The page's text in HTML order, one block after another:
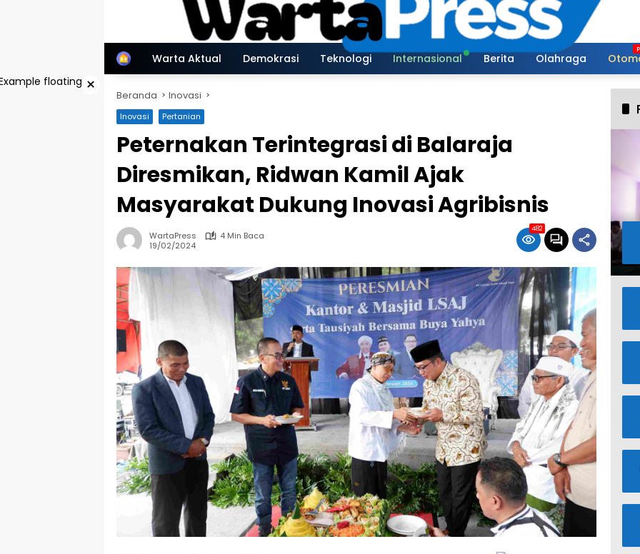
HomeWarta Aktual Demokrasi Teknologi Internasional Berita Olahraga
× Beranda Inovasi
Inovasi Pertanian
Peternakan Terintegrasi di Balaraja
Diresmikan, Ridwan Kamil Ajak
Masyarakat Dukung Inovasi Agribisnis
WartaPress
4 Min Baca
19/02/2024
482